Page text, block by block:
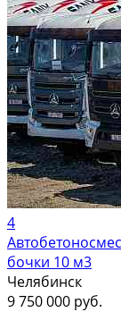
4
бочки 10 м3
Челябинск
9 750 000 руб.